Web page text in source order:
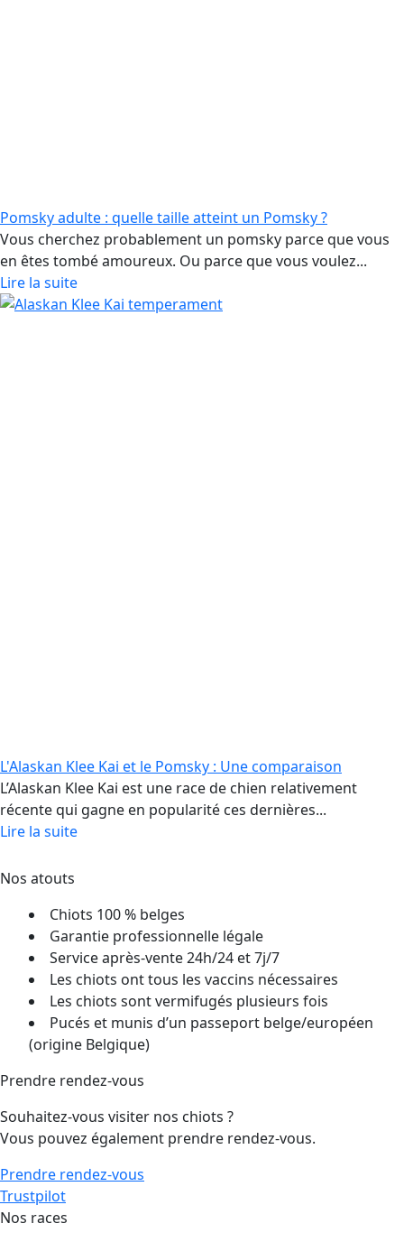
Pomsky adulte : quelle taille atteint un Pomsky ?
Vous cherchez probablement un pomsky parce que vous
en êtes tombé amoureux. Ou parce que vous voulez...
Lire la suite
L'Alaskan Klee Kai et le Pomsky : Une comparaison
L’Alaskan Klee Kai est une race de chien relativement
récente qui gagne en popularité ces dernières...
Lire la suite
Nos atouts
Chiots 100 % belges
Garantie professionnelle légale
Service après-vente 24h/24 et 7j/7
Les chiots ont tous les vaccins nécessaires
Les chiots sont vermifugés plusieurs fois
Pucés et munis d’un passeport belge/européen
(origine Belgique)
Prendre rendez-vous
Souhaitez-vous visiter nos chiots ?
Vous pouvez également prendre rendez-vous.
Prendre rendez-vous
Trustpilot
Nos races